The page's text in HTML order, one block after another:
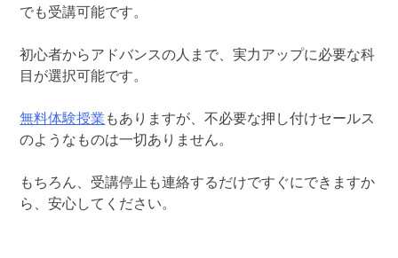
でも受講可能です。
初心者からアドバンスの人まで、実力アップに必要な科
目が選択可能です。
無料体験授業 もありますが、不必要な押し付けセールス
のようなものは一切ありません。
もちろん、受講停止も連絡するだけですぐにできますか
ら、安心してください。